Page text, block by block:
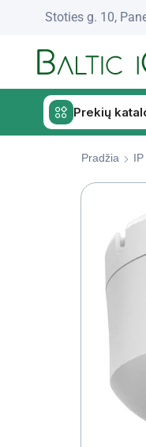
Stoties g. 10,
Prekių
Pradžia